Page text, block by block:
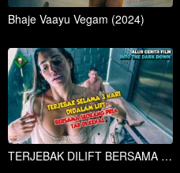
Bhaje Vaayu Vegam (2024)
TERJEBAK DILIFT BERSAMA OBSESI PRIA TAK DIKENAL ALUR CERITA FILM PSIKOPAT INTOTHEDARKDO